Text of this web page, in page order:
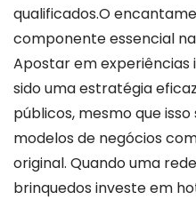
qualificados.O
componente essencial
Apostar em
sido uma estratégia
públicos, mesmo que
modelos de negócios
original. Quando uma
brinquedos investe em